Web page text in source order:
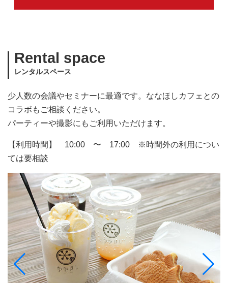
Rental space
レンタルスペース
少人数の会議やセミナーに最適です。ななほしカフェとの
コラボもご相談ください。
パーティーや撮影にもご利用いただけます。
【利用時間】 10:00 〜 17:00 ※時間外の利用につい
ては要相談